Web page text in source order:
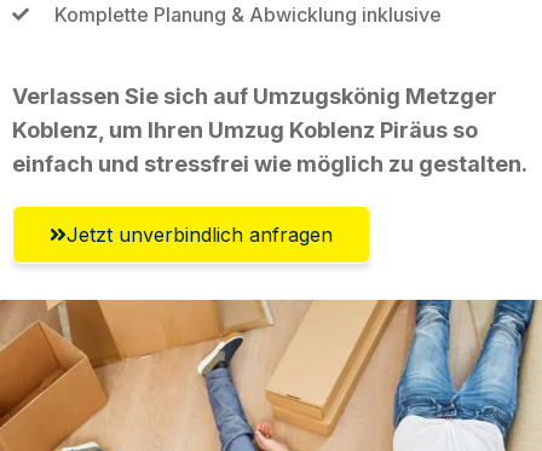
Komplette Planung & Abwicklung inklusive
Verlassen Sie sich auf Umzugskönig Metzger
Koblenz, um Ihren Umzug Koblenz Piräus so
einfach und stressfrei wie möglich zu gestalten.
Jetzt unverbindlich anfragen